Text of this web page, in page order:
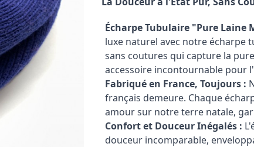
Écharpe Tubulaire "Pure Laine
luxe naturel avec notre écharpe
sans coutures qui capture la
accessoire incontournable pour
Fabriqué en France, Toujours :
français demeure. Chaque
amour sur notre terre natale,
Confort et Douceur Inégalés :
douceur incomparable,